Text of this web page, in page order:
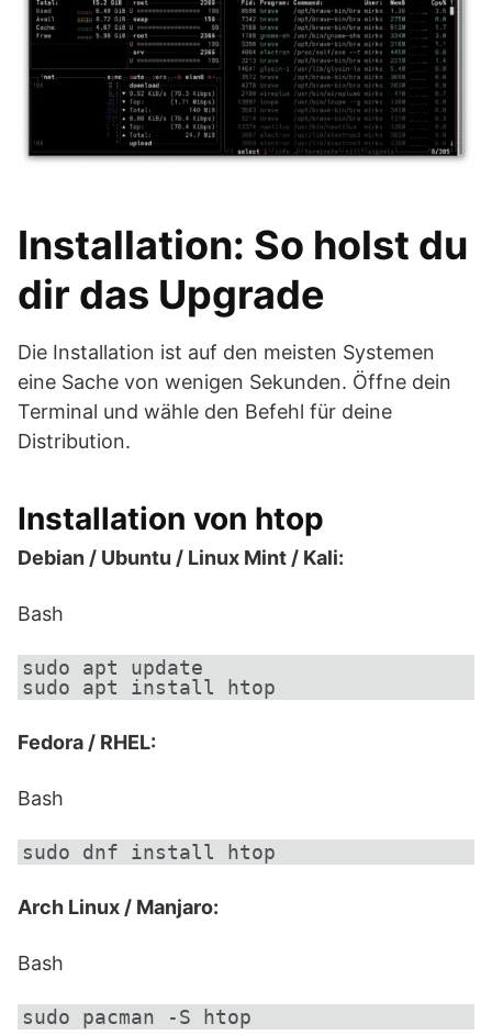
Installation: So holst du
dir das Upgrade
Die Installation ist auf den meisten Systemen
eine Sache von wenigen Sekunden. Öffne dein
Terminal und wähle den Befehl für deine
Distribution.
Installation von htop
Debian / Ubuntu / Linux Mint / Kali:
Bash
sudo apt update
Fedora / RHEL:
Bash
Arch Linux / Manjaro:
Bash